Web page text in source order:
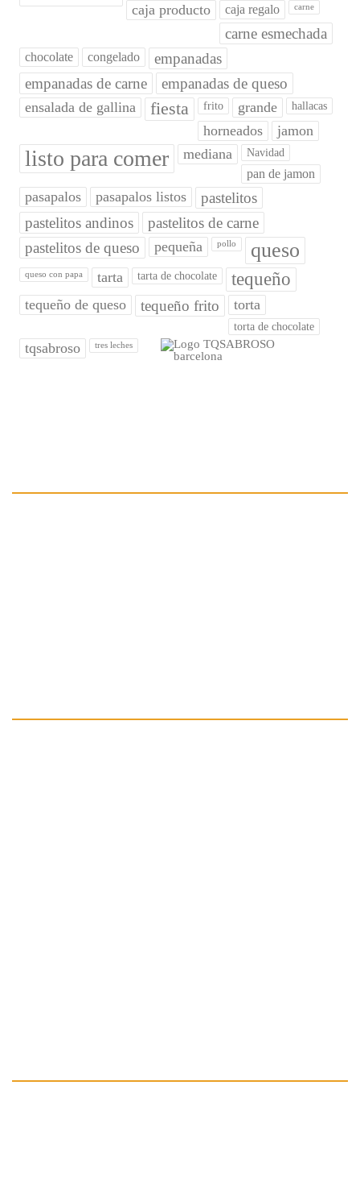
caja producto
caja regalo carne
carne esmechada
chocolate congelado
empanadas
empanadas de carne
empanadas de queso
ensalada de gallina fiesta frito grande hallacas
horneados jamon
listo para comer mediana Navidad
pan de jamon
pasapalos pasapalos listos
pastelitos
pastelitos andinos
pastelitos de carne
pastelitos de queso
pequeña pollo queso
queso con papa tarta tarta de chocolate tequeño
tequeño de queso tequeño frito torta
torta de chocolate
tqsabroso tres leches